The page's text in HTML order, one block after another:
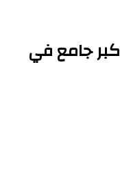
اكبر جامع في